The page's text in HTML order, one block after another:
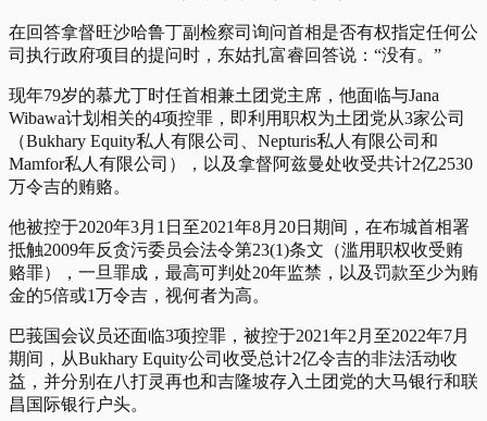
在回答拿督旺沙哈鲁丁副检察司询问首相是否有权指定任何公
司执行政府项目的提问时，东姑扎富睿回答说：“没有。”
现年79岁的慕尤丁时任首相兼土团党主席，他面临与Jana
Wibawa计划相关的4项控罪，即利用职权为土团党从3家公司
（Bukhary Equity私人有限公司、Nepturis私人有限公司和
Mamfor私人有限公司），以及拿督阿兹曼处收受共计2亿2530
万令吉的贿赂。
他被控于2020年3月1日至2021年8月20日期间，在布城首相署
抵触2009年反贪污委员会法令第23(1)条文（滥用职权收受贿
赂罪），一旦罪成，最高可判处20年监禁，以及罚款至少为贿
金的5倍或1万令吉，视何者为高。
巴莪国会议员还面临3项控罪，被控于2021年2月至2022年7月
期间，从Bukhary Equity公司收受总计2亿令吉的非法活动收
益，并分别在八打灵再也和吉隆坡存入土团党的大马银行和联
昌国际银行户头。